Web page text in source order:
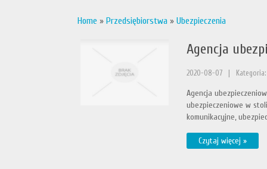
Home » Przedsiębiorstwa » Ubezpieczenia
Agencja
2020-08-07
Agencja
ubezpieczeniowe w
komunikacyjne,
Czytaj więcej »